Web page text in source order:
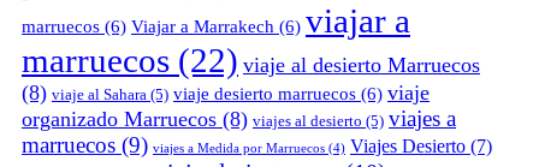
marruecos (6) Viajar a Marrakech (6) viajar a
marruecos (22) viaje al desierto Marruecos
(8) viaje al Sahara (5) viaje desierto marruecos (6) viaje
organizado Marruecos (8) viajes al desierto (5) viajes a
marruecos (9) viajes a Medida por Marruecos (4) Viajes Desierto (7)